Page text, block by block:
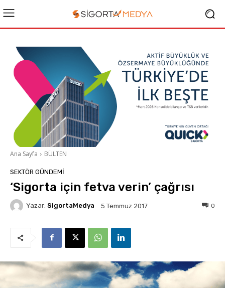
Ana Sayfa BÜLTEN
SEKTÖR GÜNDEMİ
‘Sigorta için fetva verin’ çağrısı
Yazar: SigortaMedya 5 Temmuz 2017 0